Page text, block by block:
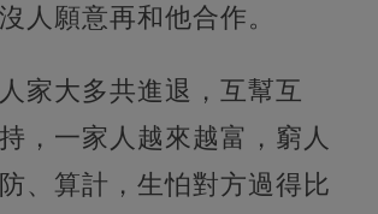
人願意再和他合作。
家大多共進退，互幫互
，一家人越來越富，窮人
、算計，生怕對方過得比